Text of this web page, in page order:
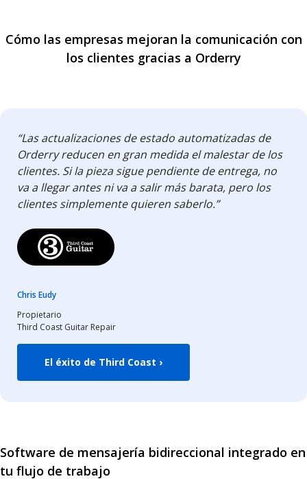
Cómo las empresas mejoran la comunicación con
los clientes gracias a Orderry
“Las actualizaciones de estado automatizadas de
Orderry reducen en gran medida el malestar de los
clientes. Si la pieza sigue pendiente de entrega, no
va a llegar antes ni va a salir más barata, pero los
clientes simplemente quieren saberlo.”
Chris Eudy
Propietario
Third Coast Guitar Repair
El éxito de Third Coast ›
Software de mensajería bidireccional integrado en
tu flujo de trabajo